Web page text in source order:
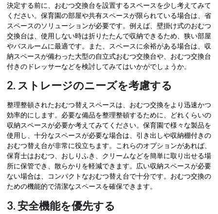
決定する前に、おむつ交換台を設置するスペースを少し考えてみて
ください。保育園の部屋や共有スペースが限られている場合は、省
スペースのソリューションが必要です。例えば、壁掛け式のおむつ
交換台は、使用しない時は折りたたんで収納できるため、狭い部屋
やバスルームに最適です。また、スペースに余裕がある場合は、収
納スペースが備わった大型の自立式おむつ交換台や、おむつ交換台
付きのドレッサーなどを検討してみてはいかがでしょうか。
2. ストレージのニーズを考慮する
整理整頓されたおむつ替えスペースは、おむつ交換をより迅速かつ
効率的にします。必要な備品を整理整頓するために、どれくらいの
収納スペースが必要か考えてみてください。保育園で様々な製品を
使用し、十分なスペースが必要な場合は、引き出しや収納棚付きの
おむつ替え台が非常に役立ちます。これらのオプションがあれば、
保育士はおむつ、おしりふき、クリームなどを簡単に取り出せる場
所に保管でき、散らかりを軽減できます。広い収納スペースが必要
ない場合は、コンパクトなおむつ替え台で十分です。おむつ交換の
ための機能的で清潔なスペースを確保できます。
3. 安全機能を優先する